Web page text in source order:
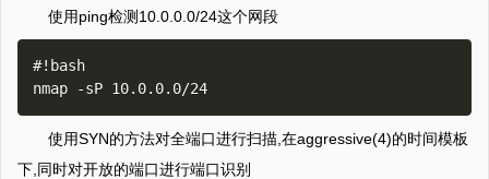
使用ping检测10.0.0.0/24这个网段
#!bash
使用SYN的方法对全端口进行扫描,在aggressive(4)的时间模板
下,同时对开放的端口进行端口识别